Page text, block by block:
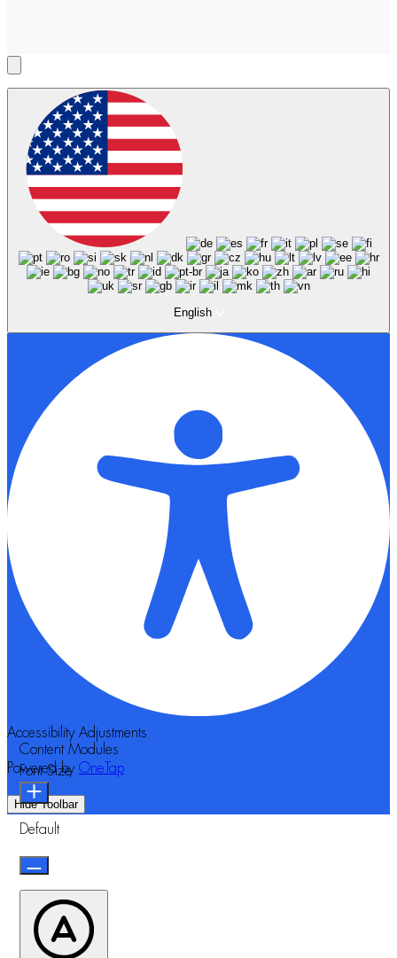
English
Accessibility Adjustments
Powered by OneTap
Hide Toolbar
Content Modules
Font Size
Default